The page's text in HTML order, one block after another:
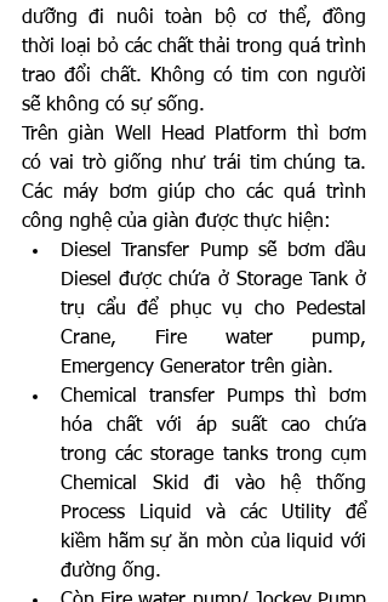
dưỡng đi nuôi toàn bộ cơ thể, đồng
thời loại bỏ các chất thải trong quá trình
trao đổi chất. Không có tim con người
sẽ không có sự sống.
Trên giàn Well Head Platform thì bơm
có vai trò giống như trái tim chúng ta.
Các máy bơm giúp cho các quá trình
công nghệ của giàn được thực hiện:
Diesel Transfer Pump sẽ bơm dầu
Diesel được chứa ở Storage Tank ở
trụ cẩu để phục vụ cho Pedestal
Crane, Fire water pump,
Emergency Generator trên giàn.
Chemical transfer Pumps thì bơm
hóa chất với áp suất cao chứa
trong các storage tanks trong cụm
Chemical Skid đi vào hệ thống
Process Liquid và các Utility để
kiềm hãm sự ăn mòn của liquid với
đường ống.